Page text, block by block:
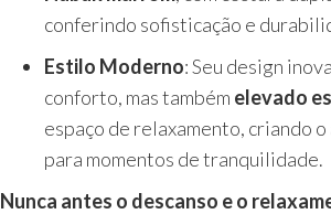
conferindo sofisticação e
Estilo Moderno: Seu design
conforto, mas também elevado
espaço de relaxamento, criando
para momentos de tranquilidade.
Nunca antes o descanso e o